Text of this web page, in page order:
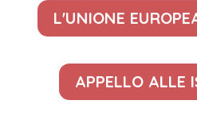
L'UNIONE
APPELLO ALLE